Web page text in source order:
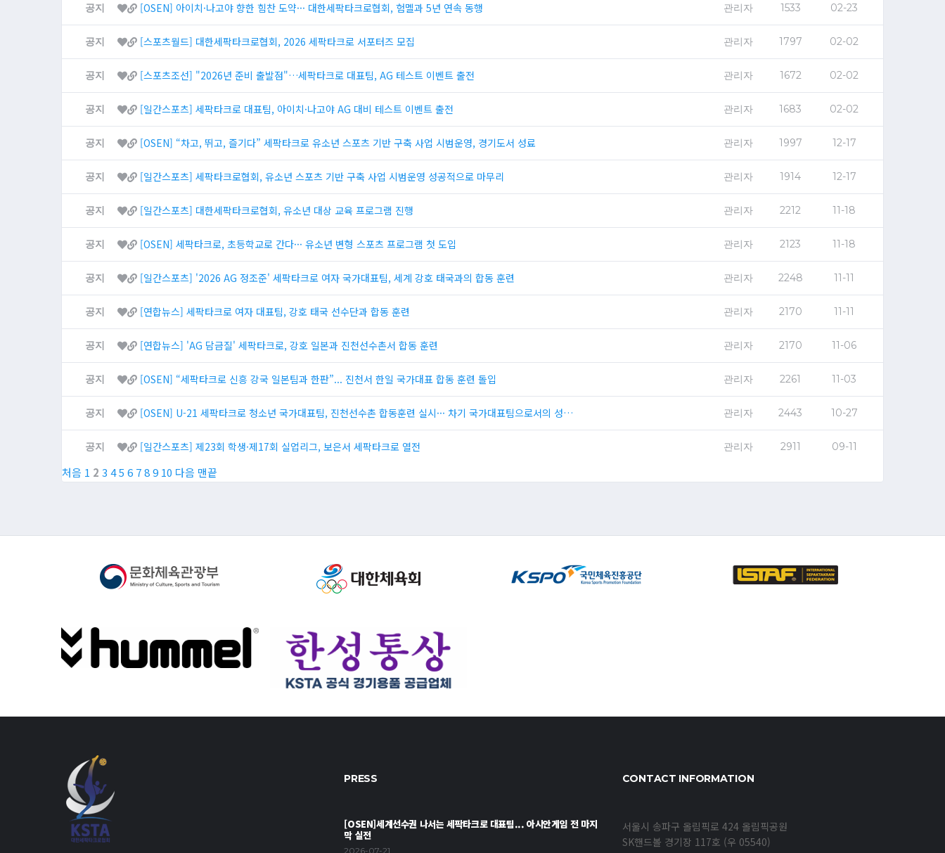
공지 [OSEN] 아이치·나고야 향한 힘찬 도약··· 대한세팍타크로협회, 험멜과 5년 연속 동행 관리자 1533 02-23
공지 [스포츠월드] 대한세팍타크로협회, 2026 세팍타크로 서포터즈 모집 관리자 1797 02-02
공지 [스포츠조선] "2026년 준비 출발점"…세팍타크로 대표팀, AG 테스트 이벤트 출전 관리자 1672 02-02
공지 [일간스포츠] 세팍타크로 대표팀, 아이치·나고야 AG 대비 테스트 이벤트 출전 관리자 1683 02-02
공지 [OSEN] “차고, 뛰고, 즐기다” 세팍타크로 유소년 스포츠 기반 구축 사업 시범운영, 경기도서 성료 관리자 1997 12-17
공지 [일간스포츠] 세팍타크로협회, 유소년 스포츠 기반 구축 사업 시범운영 성공적으로 마무리 관리자 1914 12-17
공지 [일간스포츠] 대한세팍타크로협회, 유소년 대상 교육 프로그램 진행 관리자 2212 11-18
공지 [OSEN] 세팍타크로, 초등학교로 간다··· 유소년 변형 스포츠 프로그램 첫 도입 관리자 2123 11-18
공지 [일간스포츠] '2026 AG 정조준' 세팍타크로 여자 국가대표팀, 세계 강호 태국과의 합동 훈련 관리자 2248 11-11
공지 [연합뉴스] 세팍타크로 여자 대표팀, 강호 태국 선수단과 합동 훈련 관리자 2170 11-11
공지 [연합뉴스] 'AG 담금질' 세팍타크로, 강호 일본과 진천선수촌서 합동 훈련 관리자 2170 11-06
공지 [OSEN] “세팍타크로 신흥 강국 일본팀과 한판”... 진천서 한일 국가대표 합동 훈련 돌입 관리자 2261 11-03
공지 [OSEN] U-21 세팍타크로 청소년 국가대표팀, 진천선수촌 합동훈련 실시··· 차기 국가대표팀으로서의 성… 관리자 2443 10-27
공지 [일간스포츠] 제23회 학생·제17회 실업리그, 보은서 세팍타크로 열전 관리자 2911 09-11
처음 1 2 3 45 6 789 10 다음 맨끝
PRESS
[OSEN]세계선수권 나서는 세팍타크로 대표팀... 아시안게임 전 마지
막 실전
2026-07-21
CONTACT INFORMATION
서울시 송파구 올림픽로 424 올림픽공원
SK핸드볼 경기장 117호 (우 05540)